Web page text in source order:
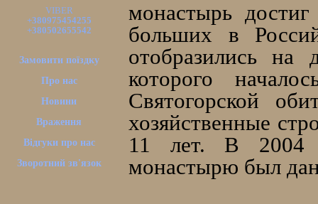
VIBER
+380975454255
+380502655542
Замовити поїздку
Про нас
Новини
Враження
Відгуки про нас
Зворотний зв'язок
монастырь
больших в
отобразились на
которого
Святогорской
хозяйственные
11 лет. В 2004
монастырю был